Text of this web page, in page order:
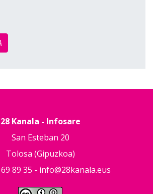
28 Kanala - Infosare
San Esteban 20
Tolosa (Gipuzkoa)
89 35 - info@28kanala.eus